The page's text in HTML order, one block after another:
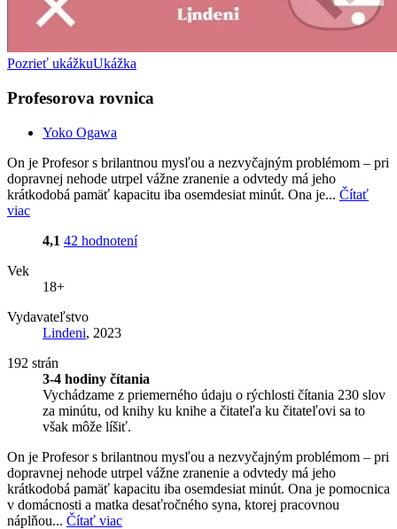
Pozrieť ukážkuUkážka
Profesorova rovnica
Yoko Ogawa
On je Profesor s brilantnou mysľou a nezvyčajným problémom – pri
dopravnej nehode utrpel vážne zranenie a odvtedy má jeho
krátkodobá pamäť kapacitu iba osemdesiat minút. Ona je... Čítať
viac
4,1 42 hodnotení
Vek
18+
Vydavateľstvo
Lindeni, 2023
192 strán
3-4 hodiny čítania
Vychádzame z priemerného údaju o rýchlosti čítania 230 slov
za minútu, od knihy ku knihe a čitateľa ku čitateľovi sa to
však môže líšiť.
On je Profesor s brilantnou mysľou a nezvyčajným problémom – pri
dopravnej nehode utrpel vážne zranenie a odvtedy má jeho
krátkodobá pamäť kapacitu iba osemdesiat minút. Ona je pomocnica
v domácnosti a matka desaťročného syna, ktorej pracovnou
náplňou... Čítať viac